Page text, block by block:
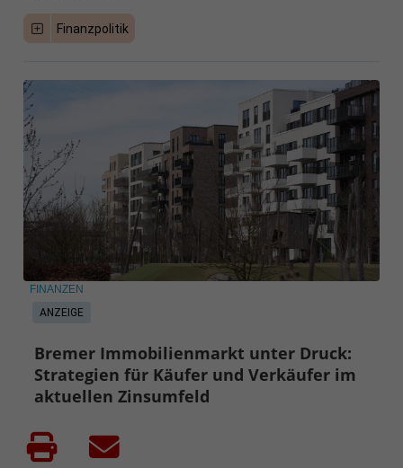
Finanzpolitik
ANZEIGE
FINANZEN
Bremer Immobilienmarkt unter Druck:
Strategien für Käufer und Verkäufer im
aktuellen Zinsumfeld